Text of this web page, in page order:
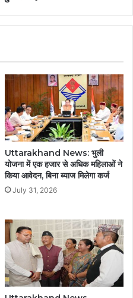
Uttarakhand News: भुली
योजना में एक हजार से अधिक महिलाओं ने
किया आवेदन, बिना ब्याज मिलेगा कर्ज
July 31, 2026